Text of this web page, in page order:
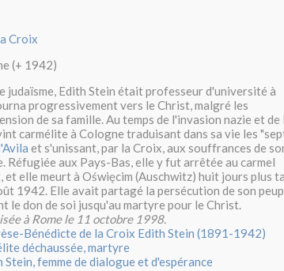
Croix
(+ 1942)
judaïsme, Edith Stein était professeur d'université à
progressivement vers le Christ, malgré les
de sa famille. Au temps de l'invasion nazie et de
carmélite à Cologne traduisant dans sa vie les
et s'unissant, par la Croix, aux souffrances de
Réfugiée aux Pays-Bas, elle y fut arrêtée au carmel
et elle meurt à Oświęcim (Auschwitz) huit jours plus
1942. Elle avait partagé la persécution de son
le don de soi jusqu'au martyre pour le Christ.
à Rome le 11 octobre 1998.
Bénédicte de la Croix Edith Stein (1891-1942)
déchaussée, martyre
Stein, femme de dialogue et d'espérance